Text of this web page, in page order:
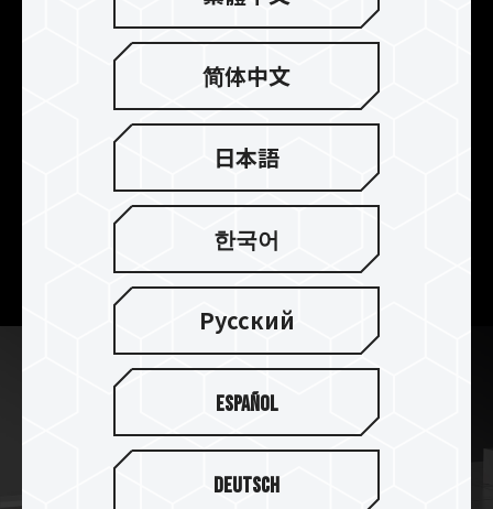
データ転送がスムーズに
P31はUSB Type-Cインターフェイスを採用し、
高速なデータ転送に対応したカメラ向けストレー
ジとなります。
6Kや8Kの大容量データもUSB Type-Cインターフ
ェイスにより、高速なデータ転送が可能です。
転送速度は最大2,000 MB/秒となります。
※ CinemaPr P31 外付けSSD 検証済製品リスト
简体中文
日本語
한국어
Русский
Español
Deutsch